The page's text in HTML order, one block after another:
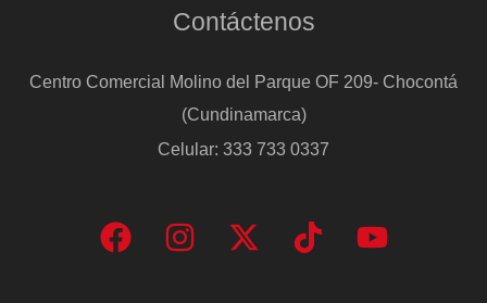
Contáctenos
Centro Comercial Molino del Parque OF 209- Chocontá
(Cundinamarca)
Celular: 333 733 0337